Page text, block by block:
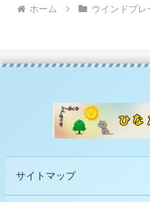
ホーム ウインドブレ
サイトマップ